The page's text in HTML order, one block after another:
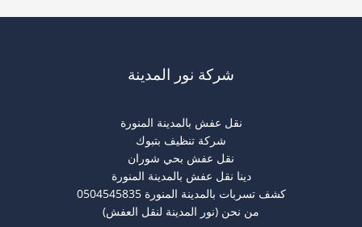
شركة نور المدينة
نقل عفش بالمدينة المنورة
شركة تنظيف بتبوك
نقل عفش بحي شوران
دينا نقل عفش بالمدينة المنورة
كشف تسربات بالمدينة المنورة 0504545835
من نحن (نور المدينة لنقل العفش)